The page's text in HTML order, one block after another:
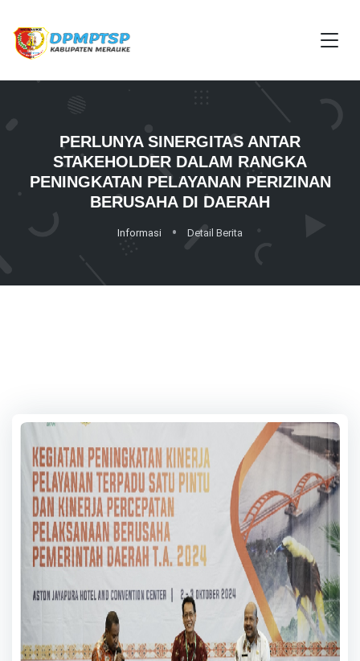
PERLUNYA SINERGITAS ANTAR
STAKEHOLDER DALAM RANGKA
PENINGKATAN PELAYANAN PERIZINAN
BERUSAHA DI DAERAH
Informasi Detail Berita